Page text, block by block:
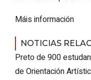
Máis información
NOTICIAS
Preto de 900
de Orientación